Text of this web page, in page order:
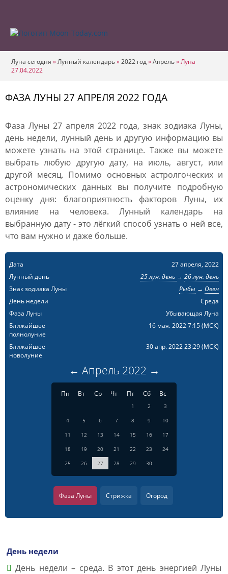
Луна сегодня »Лунный календарь»2022 год»Апрель»Луна
27.04.2022
ФАЗА ЛУНЫ 27 АПРЕЛЯ 2022 ГОДА
Фаза Луны 27 апреля 2022 года, знак зодиака Луны,
день недели, лунный день и другую информацию вы
можете узнать на этой странице. Также вы можете
выбрать любую другую дату, на июль, август, или
другой месяц. Помимо основных астролгоческих и
астрономических данных вы получите подробную
оценку дня: благоприятность факторов Луны, их
влияние на человека. Лунный календарь на
выбранную дату - это лёгкий способ узнать о ней все,
что вам нужно и даже больше.
Дата
27 апреля, 2022
Лунный день
25 лун. день → 26 лун. день
Знак зодиака Луны
Рыбы→ Овен
День недели
Среда
Фаза Луны
Убывающая Луна
Ближайшее
полнолуние
16 мая. 2022 7:15(МСК)
Ближайшее
новолуние
30 апр. 2022 23:29(МСК)
← Апрель 2022 →
Пн Вт Ср Чт Пт Сб Вс
1 2
3
4
5 6 7 8 9
10
11
12 13 14 15 16
17
18
19 20 21 22 23
24
25
26 27 28 29 30
Фаза Луны Стрижка Огород
День недели
День недели – среда. В этот день энергией Луны